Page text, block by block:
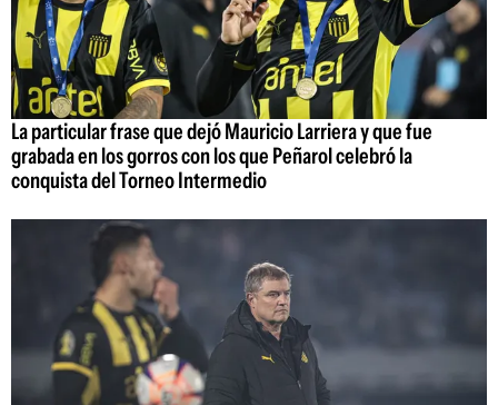
La particular frase que dejó Mauricio Larriera y que fue
grabada en los gorros con los que Peñarol celebró la
conquista del Torneo Intermedio